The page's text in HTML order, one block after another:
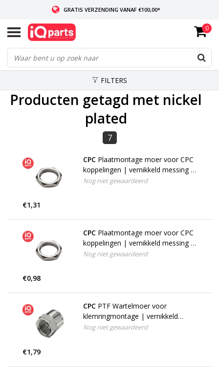
GRATIS VERZENDING VANAF €100,00*
INDIEN VOORRADIG: VOOR 14:00 BESTELD, ZELFDE DAG VERZONDEN
WERELDWIJDE LEVERING
0
FILTERS
Producten getagd met nickel
plated
7
CPC Plaatmontage moer voor CPC
koppelingen | vernikkeld messing |
1/4"
Nog niet gewaardeerd
€1,31
CPC Plaatmontage moer voor CPC
koppelingen | vernikkeld messing |
1/8"
Nog niet gewaardeerd
€0,98
CPC PTF Wartelmoer voor
klemringmontage | vernikkeld
messing | 4,0 mm OD / 2,5 mm ID
Nog niet gewaardeerd
€1,79